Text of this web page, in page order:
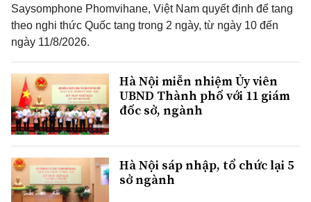
Saysomphone Phomvihane, Việt Nam quyết định để tang
theo nghi thức Quốc tang trong 2 ngày, từ ngày 10 đến
ngày 11/8/2026.
Hà Nội miễn nhiệm Ủy viên
UBND Thành phố với 11 giám
đốc sở, ngành
Hà Nội sáp nhập, tổ chức lại 5
sở ngành